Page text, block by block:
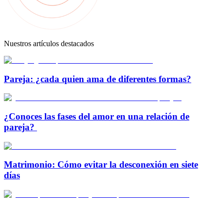
Nuestros artículos destacados
Pareja: ¿cada quien ama de diferentes formas?
¿Conoces las fases del amor en una relación de
pareja?
Matrimonio: Cómo evitar la desconexión en siete
días